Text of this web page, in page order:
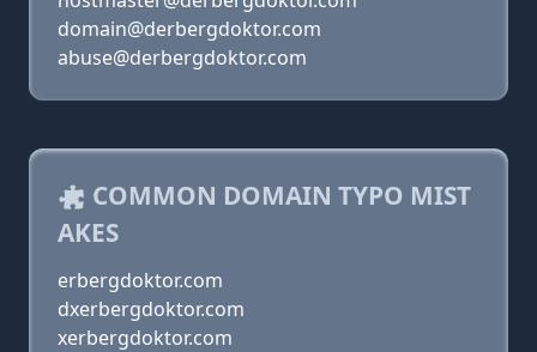
domain@derbergdoktor.com
abuse@derbergdoktor.com
COMMON DOMAIN TYPO MIST
AKES
erbergdoktor.com
dxerbergdoktor.com
xerbergdoktor.com